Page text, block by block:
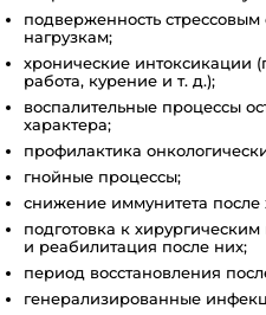
подверженность
нагрузкам;
хронические интоксикации
работа, курение и т. д.);
воспалительные процессы
характера;
профилактика
гнойные процессы;
снижение иммунитета
подготовка к
и реабилитация после них;
период восстановления
генерализированные